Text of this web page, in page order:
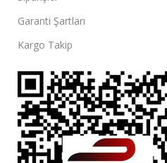
Garanti Şartları
Kargo Takip